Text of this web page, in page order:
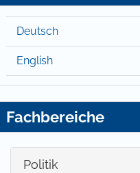
Deutsch
English
Fachbereiche
Politik